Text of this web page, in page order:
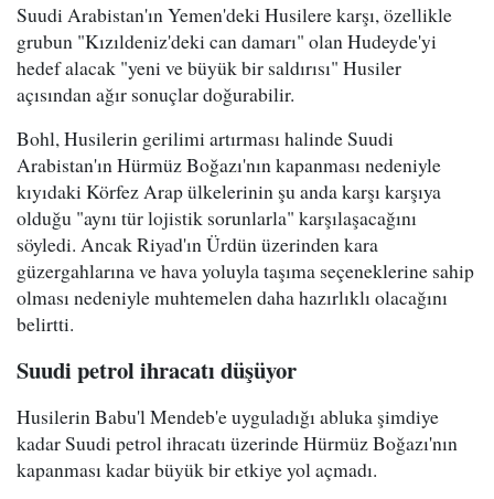
Suudi Arabistan'ın Yemen'deki Husilere karşı, özellikle
grubun "Kızıldeniz'deki can damarı" olan Hudeyde'yi
hedef alacak "yeni ve büyük bir saldırısı" Husiler
açısından ağır sonuçlar doğurabilir.
Bohl, Husilerin gerilimi artırması halinde Suudi
Arabistan'ın Hürmüz Boğazı'nın kapanması nedeniyle
kıyıdaki Körfez Arap ülkelerinin şu anda karşı karşıya
olduğu "aynı tür lojistik sorunlarla" karşılaşacağını
söyledi. Ancak Riyad'ın Ürdün üzerinden kara
güzergahlarına ve hava yoluyla taşıma seçeneklerine sahip
olması nedeniyle muhtemelen daha hazırlıklı olacağını
belirtti.
Suudi petrol ihracatı düşüyor
Husilerin Babu'l Mendeb'e uyguladığı abluka şimdiye
kadar Suudi petrol ihracatı üzerinde Hürmüz Boğazı'nın
kapanması kadar büyük bir etkiye yol açmadı.